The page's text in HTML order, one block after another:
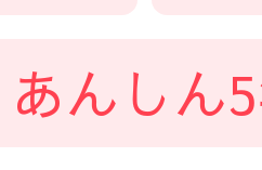
あんしん